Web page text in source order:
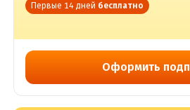
Первые 14 дней бесплатно
Оформить